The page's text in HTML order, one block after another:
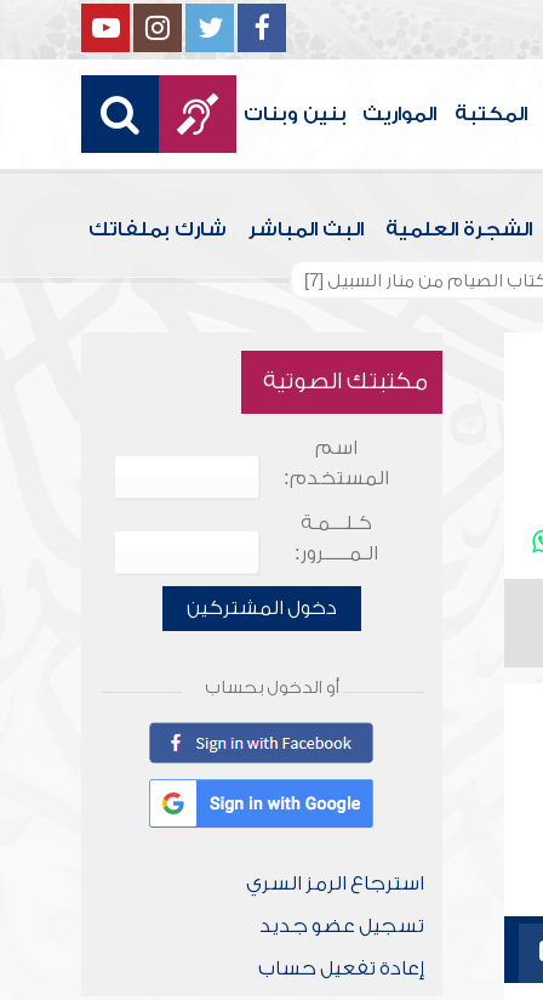
المكتبة المواريث بنين وبنات
الشجرة العلمية البث المباشر شارك بملفاتك
الصيام من منار السبيل [7]
مكتبتك الصوتية
اسم
المستخدم:
كـلـــمـة
الـمـــــرور:
دخول المشتركين
أو الدخول بحساب
استرجاع الرمز السري
تسجيل عضو جديد
إعادة تفعيل حساب